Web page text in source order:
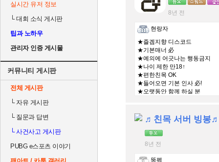
실시간 유저 정보
└대회 소식 게시판
팁과 노하우
관리자 인증 게시물
커뮤니티 게시판
전체 게시판
└자유 게시판
└질문과 답변
└사건사고 게시판
PUBG e스포츠 이야기
8년 전
현랑자
★즐겜지향 디스코드
★기본매너 必
★예의에 어긋나는 행동금지
★나이 제한 만18↑
★편한친목 OK
★들어오면 기본 인사 必!
★오랫동안 함께 하실 분
♬친목 서버 빙봉
8년 전
뚱펭